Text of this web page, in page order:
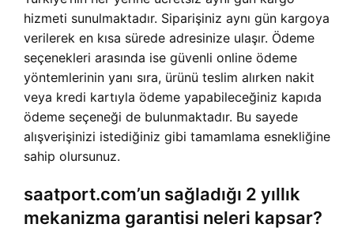
hizmeti sunulmaktadır. Siparişiniz aynı gün kargoya
verilerek en kısa sürede adresinize ulaşır. Ödeme
seçenekleri arasında ise güvenli online ödeme
yöntemlerinin yanı sıra, ürünü teslim alırken nakit
veya kredi kartıyla ödeme yapabileceğiniz kapıda
ödeme seçeneği de bulunmaktadır. Bu sayede
alışverişinizi istediğiniz gibi tamamlama esnekliğine
sahip olursunuz.
saatport.com’un sağladığı 2 yıllık
mekanizma garantisi neleri kapsar?